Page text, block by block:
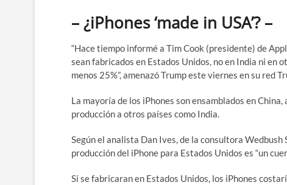
– ¿iPhones ‘made in USA’? –
“Hace tiempo informé a Tim Cook (presidente) de
sean fabricados en Estados Unidos, no en India ni en
menos 25%”, amenazó Trump este viernes en su red
La mayoría de los iPhones son ensamblados en
producción a otros países como India.
Según el analista Dan Ives, de la consultora
producción del iPhone para Estados Unidos es “un
Si se fabricaran en Estados Unidos, los iPhones